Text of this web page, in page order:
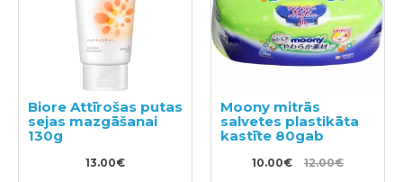
Biore Attīrošas putas
sejas mazgāšanai
130g
13.00€
Moony mitrās
salvetes plastikāta
kastīte 80gab
10.00€ 12.00€